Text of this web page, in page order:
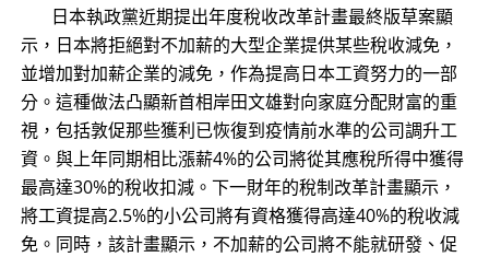
日本執政黨近期提出年度稅收改革計畫最終版草案顯
示，日本將拒絕對不加薪的大型企業提供某些稅收減免，
並增加對加薪企業的減免，作為提高日本工資努力的一部
分。這種做法凸顯新首相岸田文雄對向家庭分配財富的重
視，包括敦促那些獲利已恢復到疫情前水準的公司調升工
資。與上年同期相比漲薪4%的公司將從其應稅所得中獲得
最高達30%的稅收扣減。下一財年的稅制改革計畫顯示，
將工資提高2.5%的小公司將有資格獲得高達40%的稅收減
免。同時，該計畫顯示，不加薪的公司將不能就研發、促